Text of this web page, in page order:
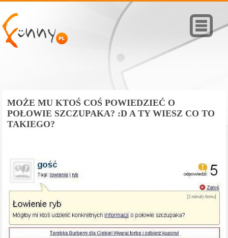
MOŻE MU KTOŚ COŚ POWIEDZIEĆ O
POŁOWIE SZCZUPAKA? :D A TY WIESZ CO TO
TAKIEGO?